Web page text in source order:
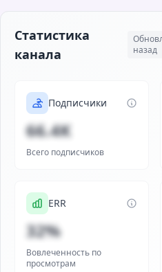
Статистика
канала
назад
Подписчики
66.4K
Всего подписчиков
ERR
32%
Вовлеченность по
просмотрам